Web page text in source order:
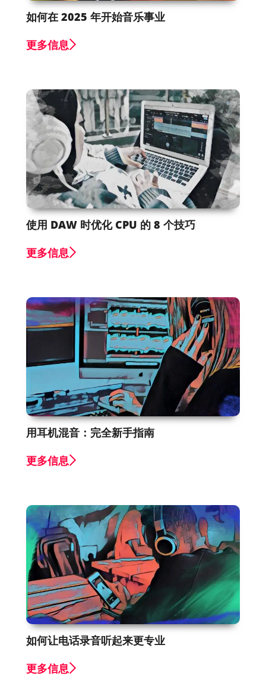
如何在 2025 年开始音乐事业
更多信息
使用 DAW 时优化 CPU 的 8 个技巧
更多信息
用耳机混音：完全新手指南
更多信息
如何让电话录音听起来更专业
更多信息